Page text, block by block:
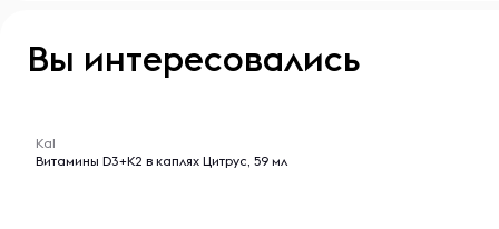
холодильнике. Следует употребить в кратчайшие
действительны только при условии правильного
Вы интересовались
Kal
Витамины D3+K2 в каплях Цитрус, 59 мл